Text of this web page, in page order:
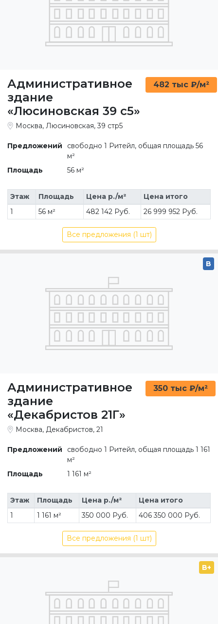
Административное
здание
«Люсиновская 39 c5»
482 тыс ₽/м²
Москва, Люсиновская, 39 стр5
Предложений
свободно 1 Ритейл, общая площадь 56
м²
Площадь
56 м²
Этаж Площадь Цена р./м²
Цена итого
1
56 м² 482 142 Руб. 26 999 952 Руб.
Все предложения (1 шт)
B
Административное
здание
«Декабристов 21Г»
350 тыс ₽/м²
Москва, Декабристов, 21
Предложений
свободно 1 Ритейл, общая площадь 1 161
м²
Площадь
1 161 м²
Этаж Площадь Цена р./м²
Цена итого
1
1 161 м² 350 000 Руб. 406 350 000 Руб.
Все предложения (1 шт)
B+